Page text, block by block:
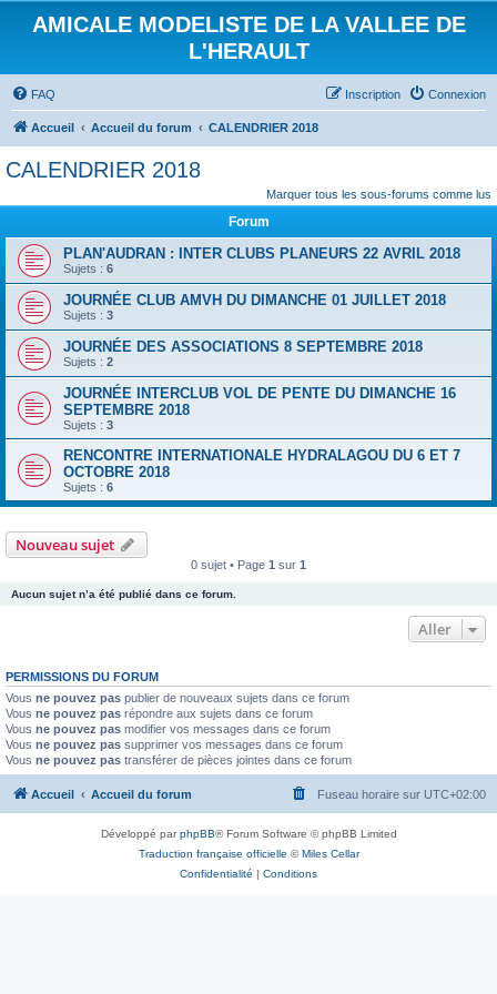
AMICALE MODELISTE DE LA VALLEE DE
L'HERAULT
FAQ Connexion
Inscription
Accueil Accueil du forum CALENDRIER 2018
CALENDRIER 2018
Marquer tous les sous-forums comme lus
Forum
PLAN'AUDRAN : INTER CLUBS PLANEURS 22 AVRIL 2018
Sujets : 6
JOURNÉE CLUB AMVH DU DIMANCHE 01 JUILLET 2018
Sujets : 3
JOURNÉE DES ASSOCIATIONS 8 SEPTEMBRE 2018
Sujets : 2
JOURNÉE INTERCLUB VOL DE PENTE DU DIMANCHE 16
SEPTEMBRE 2018
Sujets : 3
RENCONTRE INTERNATIONALE HYDRALAGOU DU 6 ET 7
OCTOBRE 2018
Sujets : 6
Nouveau sujet
0 sujet • Page 1 sur 1
Aucun sujet n’a été publié dans ce forum.
Aller
PERMISSIONS DU FORUM
Vous ne pouvez pas publier de nouveaux sujets dans ce forum
Vous ne pouvez pas répondre aux sujets dans ce forum
Vous ne pouvez pas modifier vos messages dans ce forum
Vous ne pouvez pas supprimer vos messages dans ce forum
Vous ne pouvez pas transférer de pièces jointes dans ce forum
Accueil Accueil du forum Fuseau horaire sur UTC+02:00
Développé parphpBB® Forum Software © phpBB Limited
Traduction française officielle ©Miles Cellar
Confidentialité | Conditions